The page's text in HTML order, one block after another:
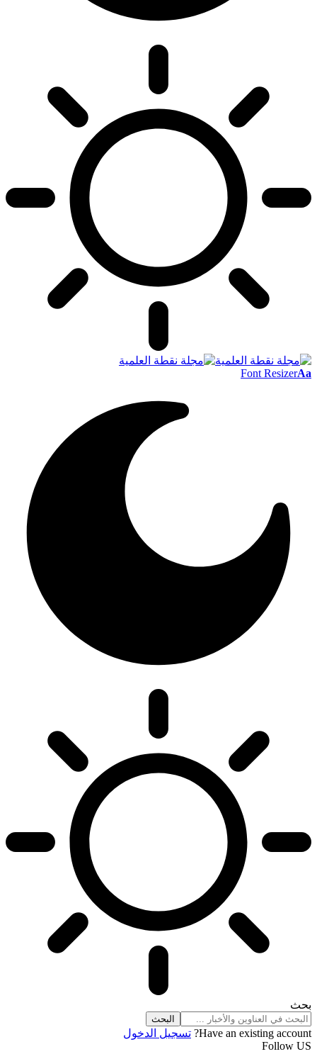
Font ResizerAa
بحث
Have an existing account?
تسجيل الدخول
Follow US